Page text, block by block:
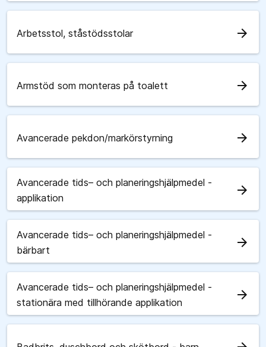
Arbetsstol, ståstödsstolar arrow_forward
Armstöd som monteras på toalett arrow_forward
Avancerade pekdon/markörstyrning arrow_forward
Avancerade tids– och planeringshjälpmedel -
applikation
arrow_forward
Avancerade tids– och planeringshjälpmedel -
bärbart
arrow_forward
Avancerade tids– och planeringshjälpmedel -
stationära med tillhörande applikation
arrow_forward